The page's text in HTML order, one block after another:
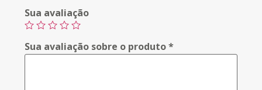
Sua avaliação
Sua avaliação sobre o produto*